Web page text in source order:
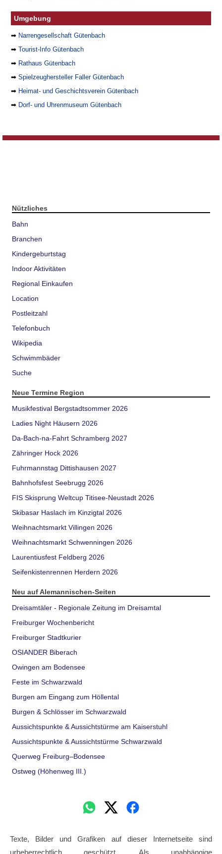
Umgebung
➡ Narrengesellschaft Gütenbach
➡Tourist-Info Gütenbach
➡ Rathaus Gütenbach
➡Spielzeughersteller Faller Gütenbach
➡ Heimat- und Geschichtsverein Gütenbach
➡ Dorf- und Uhrenmuseum Gütenbach
Nützliches
Bahn
Branchen
Kindergeburtstag
Indoor Aktivitäten
Regional Einkaufen
Location
Postleitzahl
Telefonbuch
Wikipedia
Schwimmbäder
Suche
Neue Termine Region
Musikfestival Bergstadtsommer 2026
Ladies Night Häusern 2026
Da-Bach-na-Fahrt Schramberg 2027
Zähringer Hock 2026
Fuhrmannstag Dittishausen 2027
Bahnhofsfest Seebrugg 2026
FIS Skisprung Weltcup Titisee-Neustadt 2026
Skibasar Haslach im Kinzigtal 2026
Weihnachtsmarkt Villingen 2026
Weihnachtsmarkt Schwenningen 2026
Laurentiusfest Feldberg 2026
Seifenkistenrennen Herdern 2026
Neu auf Alemannischen-Seiten
Dreisamtäler - Regionale Zeitung im Dreisamtal
Freiburger Wochenbericht
Freiburger Stadtkurier
OSIANDER Biberach
Owingen am Bodensee
Feste im Schwarzwald
Burgen am Eingang zum Höllental
Burgen & Schlösser im Schwarzwald
Aussichtspunkte & Aussichtstürme am Kaiserstuhl
Aussichtspunkte & Aussichtstürme Schwarzwald
Querweg Freiburg–Bodensee
Ostweg (Höhenweg III.)
Texte, Bilder und Grafiken auf dieser Internetseite sind
urheberrechtlich geschützt. Als unabhängige